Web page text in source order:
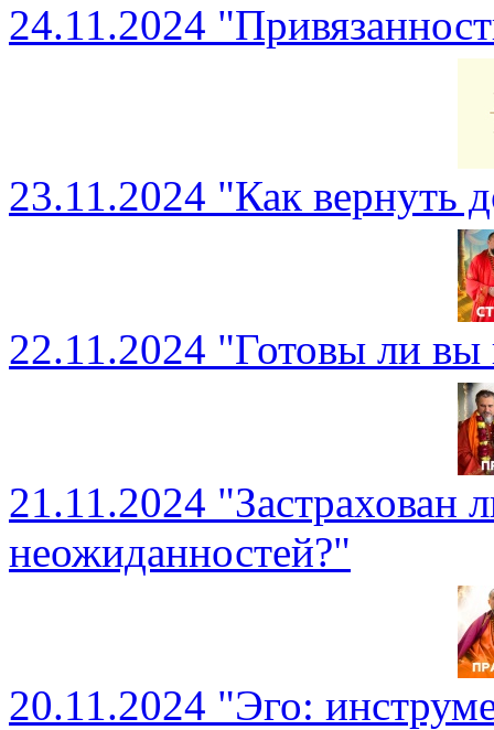
24.11.2024
23.11.2024 "Как вернуть
22.11.2024 "Готовы ли вы
21.11.2024 "Застрахован
неожиданностей?"
20.11.2024 "Эго: